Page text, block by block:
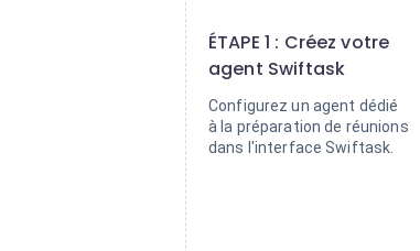
ÉTAPE 1 : Créez votre
agent Swiftask
Configurez un agent dédié
à la préparation de réunions
dans l'interface Swiftask.